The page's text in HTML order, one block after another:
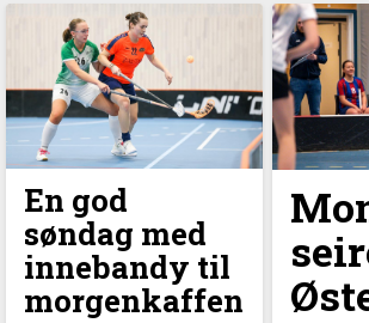
En god
søndag med
innebandy til
morgenkaffen